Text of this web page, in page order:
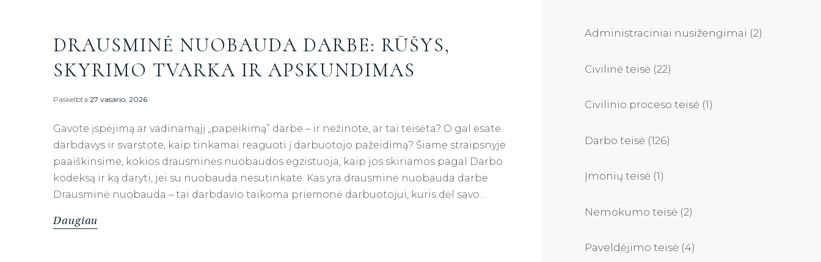
DRAUSMINĖ NUOBAUDA DARBE: RŪŠYS,
SKYRIMO TVARKA IR APSKUNDIMAS
Paskelbta 27 vasario, 2026
Gavote įspėjimą ar vadinamąjį „papeikimą” darbe – ir nežinote, ar tai teisėta? O gal esate
darbdavys ir svarstote, kaip tinkamai reaguoti į darbuotojo pažeidimą? Šiame straipsnyje
paaiškinsime, kokios drausminės nuobaudos egzistuoja, kaip jos skiriamos pagal Darbo
kodeksą ir ką daryti, jei su nuobauda nesutinkate. Kas yra drausminė nuobauda darbe
Drausminė nuobauda – tai darbdavio taikoma priemonė darbuotojui, kuris dėl savo…
Daugiau
Administraciniai nusižengimai (2)
Civilinė teisė (22)
Civilinio proceso teisė (1)
Darbo teisė (126)
Įmonių teisė (1)
Nemokumo teisė (2)
Paveldėjimo teisė (4)